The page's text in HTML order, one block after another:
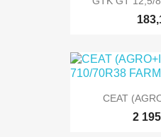
CEAT
2